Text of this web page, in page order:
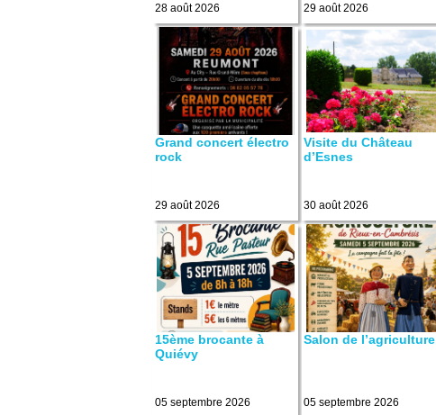
28 août 2026 29 août 2026
Grand concert électro
rock
29 août 2026
Visite du Château
d’Esnes
30 août 2026
15ème brocante à
Quiévy
05 septembre 2026
Salon de l’agriculture
05 septembre 2026